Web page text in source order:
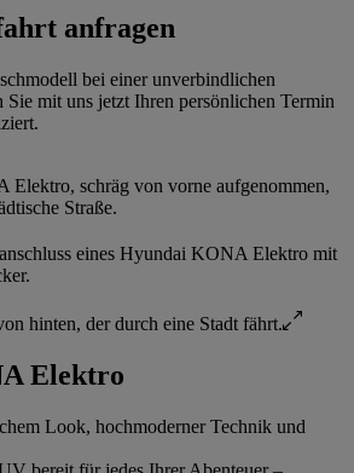
anfragen
bei einer unverbindlichen
Sie mit uns jetzt Ihren persönlichen Termin
Elektro
Look, hochmoderner Technik und